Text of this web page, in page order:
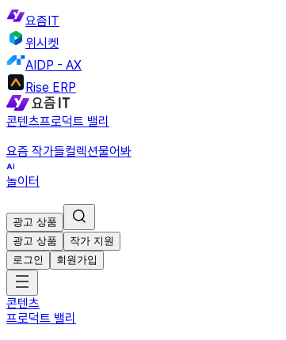
요즘IT
위시켓
AIDP - AX
Rise ERP
콘텐츠프로덕트 밸리
요즘 작가들컬렉션물어봐
놀이터
광고 상품
광고 상품
작가 지원
로그인
회원가입
콘텐츠
프로덕트 밸리